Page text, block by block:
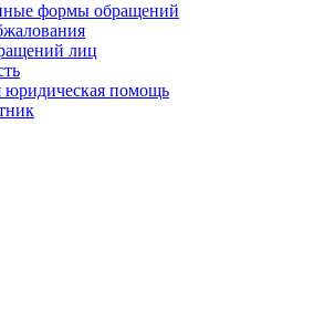
формы обращений
лиц
юридическая помощь